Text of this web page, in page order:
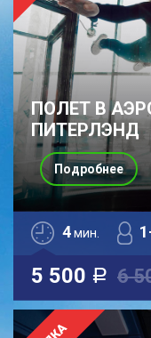
ПОЛЕТ В
ПИТЕРЛЭНД
4мин.
5 500 a 6
Подробнее